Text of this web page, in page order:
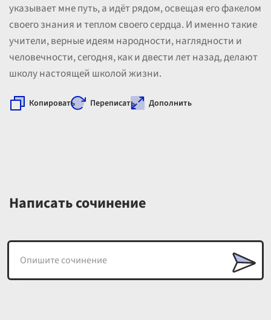
указывает мне путь, а идёт рядом, освещая его факелом
своего знания и теплом своего сердца. И именно такие
учители, верные идеям народности, наглядности и
человечности, сегодня, как и двести лет назад, делают
школу настоящей школой жизни.
Копировать Переписать Дополнить
Написать сочинение